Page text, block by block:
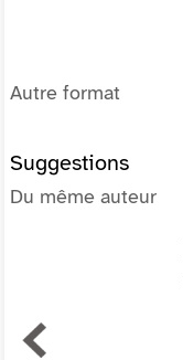
Autre format
Suggestions
Du même auteur